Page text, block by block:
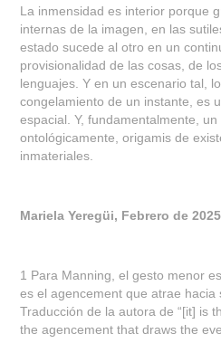
La inmensidad es interior porque
internas de la imagen, en las
estado sucede al otro en un
provisionalidad de las cosas, de
lenguajes. Y en un escenario tal,
congelamiento de un instante, es
espacial. Y, fundamentalmente,
ontológicamente, origamis de
inmateriales.
Mariela Yeregüi, Febrero de 2025
1 Para Manning, el gesto menor
es el agencement que atrae hacia
Traducción de la autora de “[it] is
the agencement that draws the